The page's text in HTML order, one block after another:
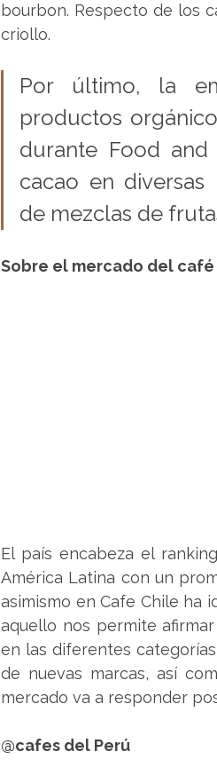
bourbon. Respecto de los
criollo.
Por último, la
productos
durante Food
cacao en diversas
de mezclas de
Sobre el mercado del
El país encabeza el
América Latina con un
asimismo en Cafe Chile ha
aquello nos permite
en las diferentes
de nuevas marcas, así
mercado va a responder
@cafes del Perú